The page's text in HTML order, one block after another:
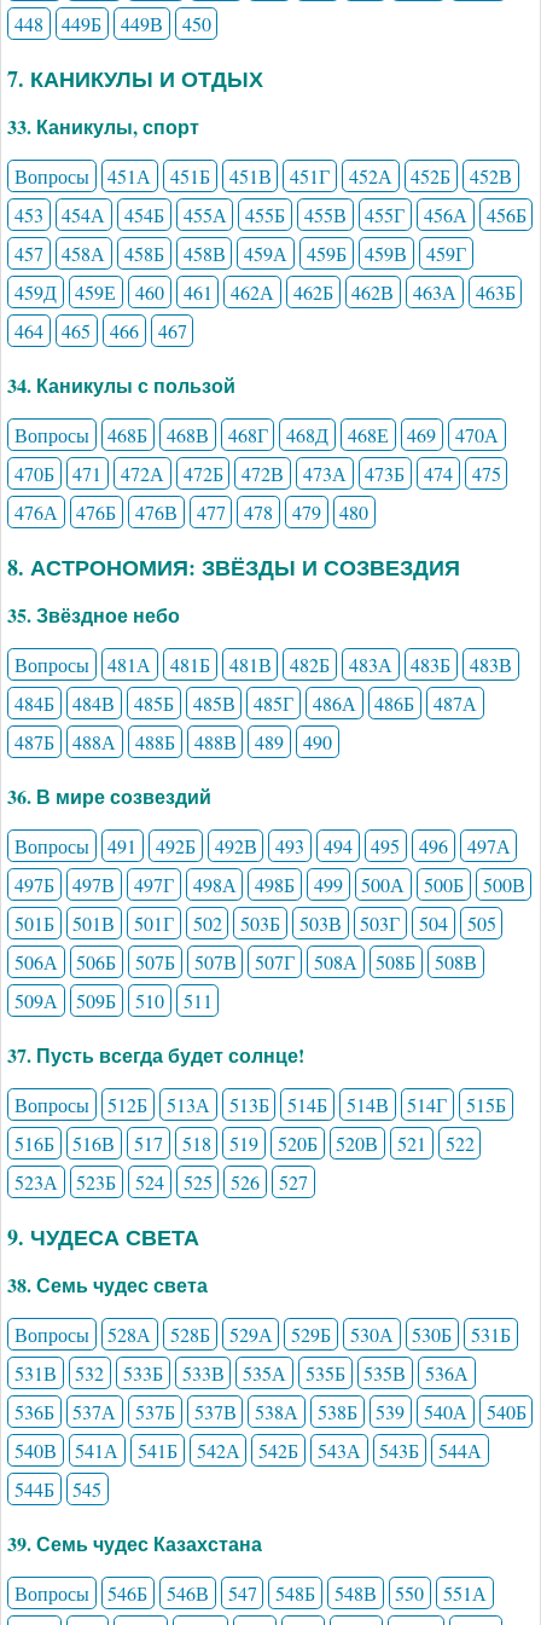
448 449Б 449В 450
7. КАНИКУЛЫ И ОТДЫХ
33. Каникулы, спорт
Вопросы 451А 451Б 451В 451Г 452А 452Б
452В
453
454А 454Б 455А 455Б 455В 455Г 456А
456Б
457
458А 458Б 458В 459А 459Б 459В
459Г
459Д
459Е 460 461 462А 462Б 462В 463А
463Б
464
465 466 467
34. Каникулы с пользой
Вопросы 468Б 468В 468Г 468Д 468Е 469
470А
470Б
471 472А 472Б 472В 473А 473Б 474
475
476А
476Б 476В 477 478 479 480
8. АСТРОНОМИЯ: ЗВЁЗДЫ И СОЗВЕЗДИЯ
35. Звёздное небо
Вопросы 481А 481Б 481В 482Б 483А 483Б
483В
484Б
484В 485Б 485В 485Г 486А 486Б
487А
487Б
488А 488Б 488В 489 490
36. В мире созвездий
Вопросы 491 492Б 492В 493 494 495 496
497А
497Б
497В 497Г 498А 498Б 499 500А 500Б
500В
501Б
501В 501Г 502 503Б 503В 503Г 504
505
506А
506Б 507Б 507В 507Г 508А 508Б
508В
509А
509Б 510 511
37. Пусть всегда будет солнце!
Вопросы 512Б 513А 513Б 514Б 514В 514Г
515Б
516Б
516В 517 518 519 520Б 520В 521
522
523А
523Б 524 525 526 527
9. ЧУДЕСА СВЕТА
38. Семь чудес света
Вопросы 528А 528Б 529А 529Б 530А 530Б
531Б
531В
532 533Б 533В 535А 535Б 535В
536А
536Б
537А 537Б 537В 538А 538Б 539 540А
540Б
540В
541А 541Б 542А 542Б 543А 543Б
544А
544Б
545
39. Семь чудес Казахстана
Вопросы 546Б 546В 547 548Б 548В 550
551А